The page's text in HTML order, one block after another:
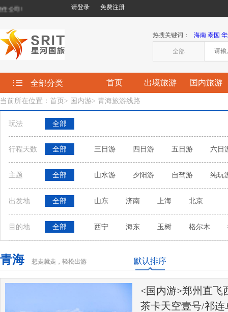
司! 请登录 免费注册
热搜关键词： 海南 泰国
全部
全部分类 首页 出境旅游 国内旅游
当前所在位置：首页 > 国内游> 青海旅游线路
玩法 全部
行程天数 全部 三日游 四日游 五日游 六日
主题 全部 山水游 夕阳游 自驾游 纯玩
出发地 全部 山东 济南 上海 北京
目的地 全部 西宁 海东 玉树 格尔木
青海 想走就走，轻松出游 默认排序
<国内游>郑州直飞
茶卡天空壹号/祁